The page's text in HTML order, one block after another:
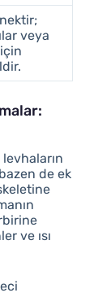
veya
de ek
ve ısı